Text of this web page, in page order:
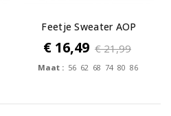
Feetje Sweater AOP
relaxed fit -...
€ 16,49 € 21,99
Maat : 56 62 68 74 80 86